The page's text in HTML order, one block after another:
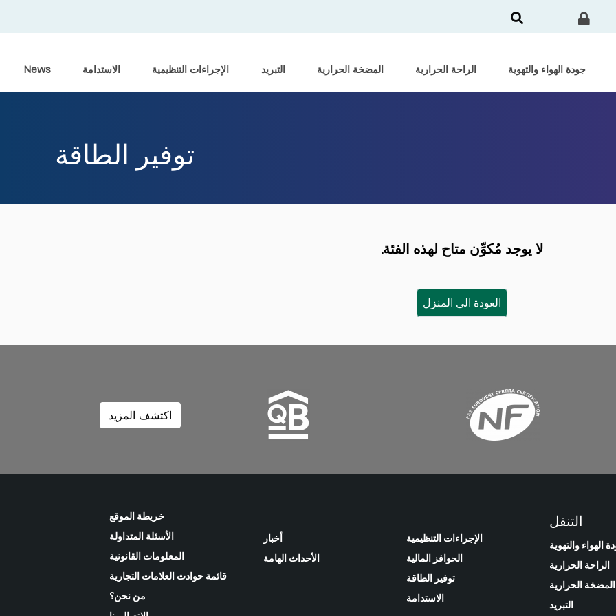
جودة الهواء والتهوية الراحة الحرارية المضخة الحرارية التبريد الإجراءات التنظيمية الاستدامة News
توفير الطاقة
لا يوجد مُكوِّن متاح لهذه الفئة.
العودة الى المنزل
اكتشف المزيد
التنقل
الهواء والتهوية
الراحة الحرارية
المضخة الحرارية
التبريد
الإجراءات التنظيمية
الحوافز المالية
توفير الطاقة
الاستدامة
أخبار
الأحداث الهامة
خريطة الموقع
الأسئلة المتداولة
المعلومات القانونية
قائمة حوادث العلامات التجارية
من نحن؟